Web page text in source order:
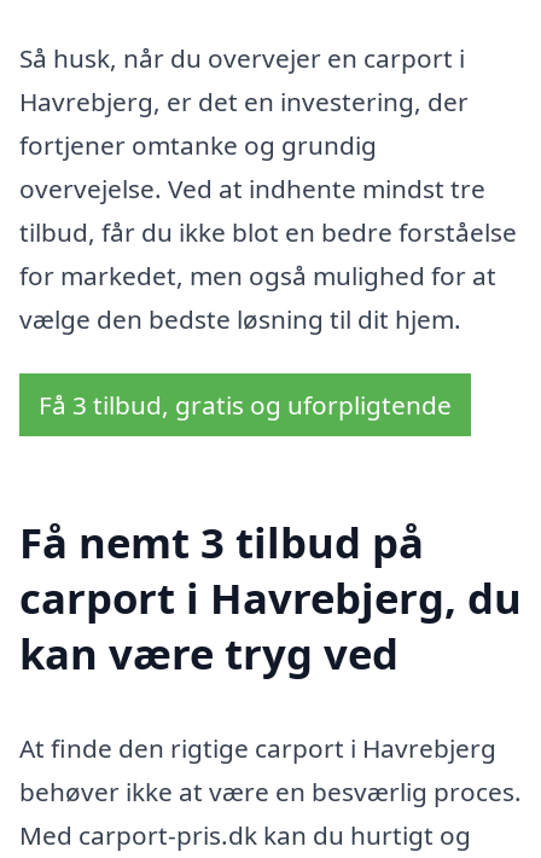
Så husk, når du overvejer en carport i
Havrebjerg, er det en investering, der
fortjener omtanke og grundig
overvejelse. Ved at indhente mindst tre
tilbud, får du ikke blot en bedre forståelse
for markedet, men også mulighed for at
vælge den bedste løsning til dit hjem.
Få 3 tilbud, gratis og uforpligtende
Få nemt 3 tilbud på
carport i Havrebjerg, du
kan være tryg ved
At finde den rigtige carport i Havrebjerg
behøver ikke at være en besværlig proces.
Med carport-pris.dk kan du hurtigt og